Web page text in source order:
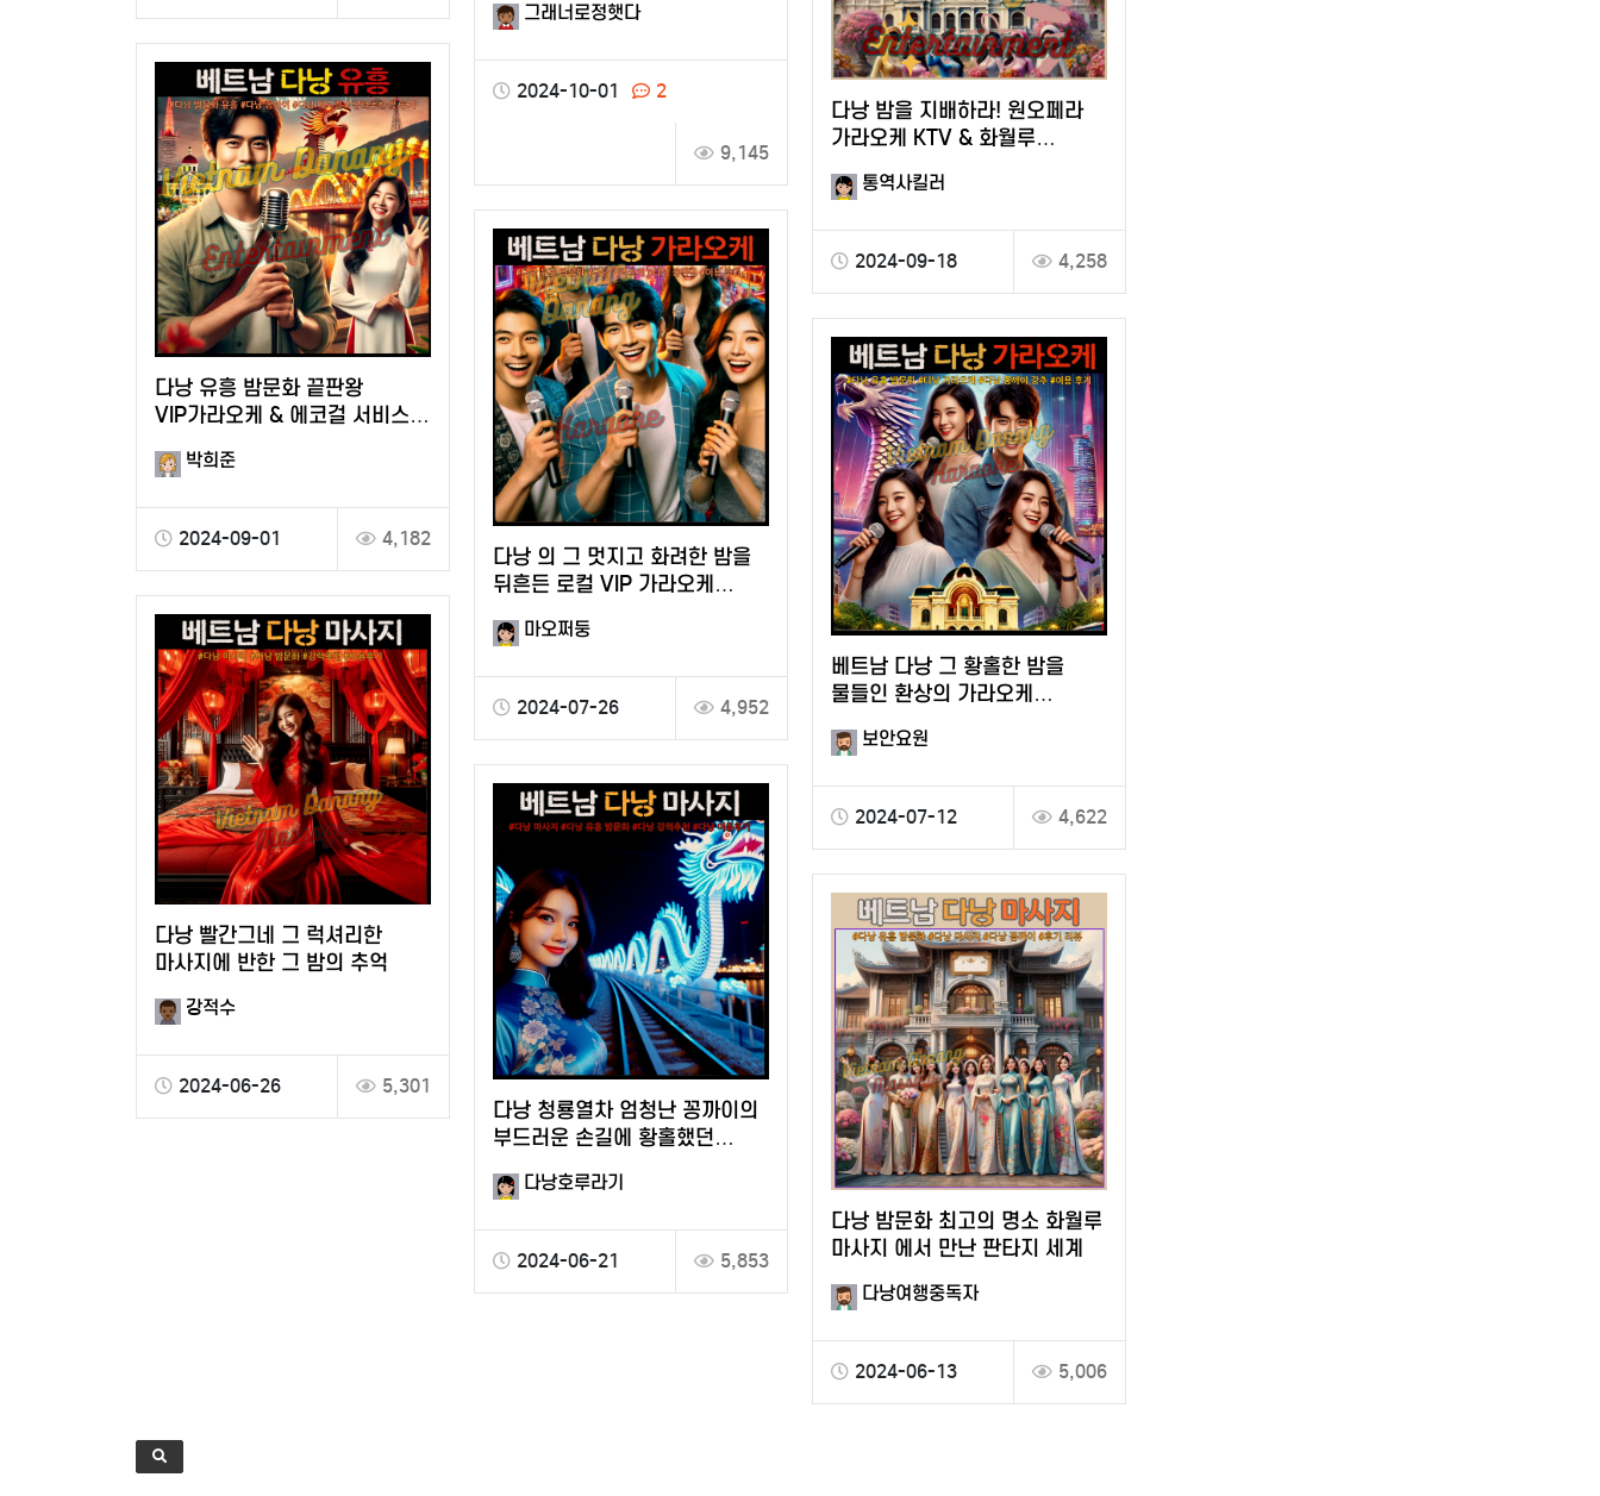
그래너로정햇다
2024-10-01 2
9,145
다낭 밤을 지배하라! 원오페라
가라오케 KTV & 화월루
통역사킬러
2024-09-18 4,258
다낭 유흥 밤문화 끝판왕
VIP가라오케 & 에코걸 서비스를
박희준
2024-09-01 4,182
다낭 의 그 멋지고 화려한 밤을
뒤흔든 로컬 VIP 가라오케
마오쩌둥
2024-07-26 4,952
베트남 다낭 그 황홀한 밤을
물들인 환상의 가라오케
보안요원
2024-07-12 4,622
다낭 빨간그네 그 럭셔리한
마사지에 반한 그 밤의 추억
강적수
2024-06-26 5,301
다낭 청룡열차 엄청난 꽁까이의
부드러운 손길에 황홀했던
다낭호루라기
2024-06-21 5,853
다낭 밤문화 최고의 명소 화월루
마사지 에서 만난 판타지 세계
다낭여행중독자
2024-06-13 5,006